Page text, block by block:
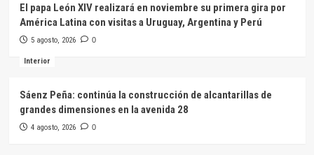
El papa León XIV realizará en noviembre su primera gira por
América Latina con visitas a Uruguay, Argentina y Perú
5 agosto, 2026 0
Interior
Sáenz Peña: continúa la construcción de alcantarillas de
grandes dimensiones en la avenida 28
4 agosto, 2026 0